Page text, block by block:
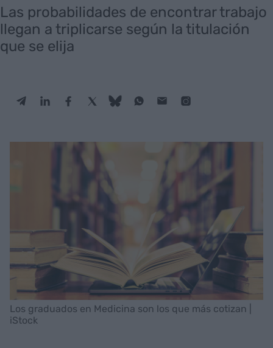
Las probabilidades de encontrar trabajo
llegan a triplicarse según la titulación
que se elija
Los graduados en Medicina son los que más cotizan |
iStock